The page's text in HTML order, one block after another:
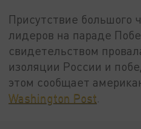
Присутствие большого
лидеров на параде
свидетельством
изоляции России и
этом сообщает
Washington Post